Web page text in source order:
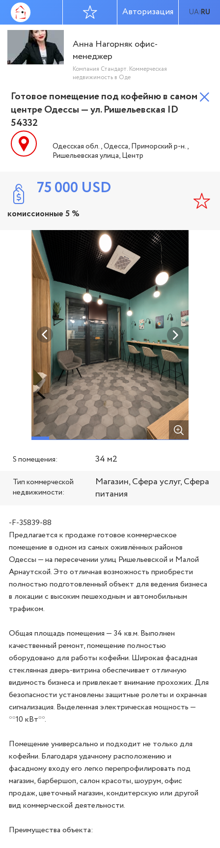
UA|RU
Авторизация
Анна Нагорняк офис-
менеджер
Компания Стандарт. Коммерческая
недвижимость в Оде
Готовое помещение под кофейню в самом
центре Одессы — ул. Ришельевская ID
54332
Одесская обл., Одесса, Приморский р-н.,
Ришельевская улица, Центр
75 000 USD
комиссионные 5 %
S помещения: 34 м2
Тип коммерческой
недвижимости:
Магазин, Сфера услуг, Сфера
питания
-F-35839-88
Предлагается к продаже готовое коммерческое
помещение в одном из самых оживлённых районов
Одессы — на пересечении улиц Ришельевской и Малой
Арнаутской. Это отличная возможность приобрести
полностью подготовленный объект для ведения бизнеса
в локации с высоким пешеходным и автомобильным
трафиком.
Общая площадь помещения — 34 кв.м. Выполнен
качественный ремонт, помещение полностью
оборудовано для работы кофейни. Широкая фасадная
стеклянная дверь-витрина обеспечивает отличную
видимость бизнеса и привлекает внимание прохожих. Для
безопасности установлены защитные ролеты и охранная
сигнализация. Выделенная электрическая мощность —
**10 кВт**.
Помещение универсально и подходит не только для
кофейни. Благодаря удачному расположению и
фасадному входу его легко перепрофилировать под
магазин, барбершоп, салон красоты, шоурум, офис
продаж, цветочный магазин, кондитерскую или другой
вид коммерческой деятельности.
Преимущества объекта: